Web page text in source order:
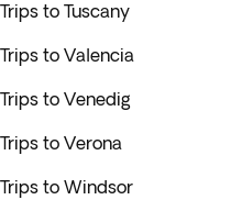
Trips to Tuscany
Trips to Valencia
Trips to Venedig
Trips to Verona
Trips to Windsor